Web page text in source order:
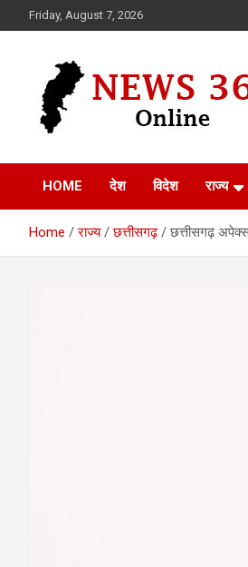
to
Friday, August 7, 2026
News 36
HOME देश विदेश राज्य
Home राज्य छत्तीसगढ़ छत्तीसगढ़ अपेक्स